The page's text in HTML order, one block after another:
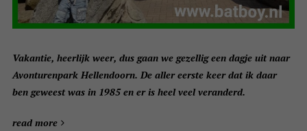
Vakantie, heerlijk weer, dus gaan we gezellig een dagje uit naar
Avonturenpark Hellendoorn. De aller eerste keer dat ik daar
ben geweest was in 1985 en er is heel veel veranderd.
read more